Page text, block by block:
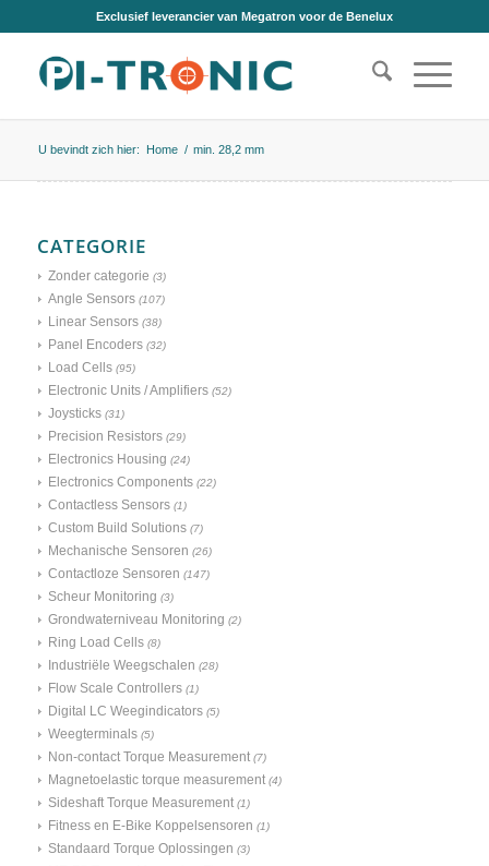
Exclusief leverancier van Megatron voor de Benelux
U bevindt zich hier: Home / min. 28,2 mm
CATEGORIE
Zonder categorie (3)
Angle Sensors (107)
Linear Sensors (38)
Panel Encoders (32)
Load Cells (95)
Electronic Units / Amplifiers (52)
Joysticks (31)
Precision Resistors (29)
Electronics Housing (24)
Electronics Components (22)
Contactless Sensors (1)
Custom Build Solutions (7)
Mechanische Sensoren (26)
Contactloze Sensoren (147)
Scheur Monitoring (3)
Grondwaterniveau Monitoring (2)
Ring Load Cells (8)
Industriële Weegschalen (28)
Flow Scale Controllers (1)
Digital LC Weegindicators (5)
Weegterminals (5)
Non-contact Torque Measurement (7)
Magnetoelastic torque measurement (4)
Sideshaft Torque Measurement (1)
Fitness en E-Bike Koppelsensoren (1)
Standaard Torque Oplossingen (3)